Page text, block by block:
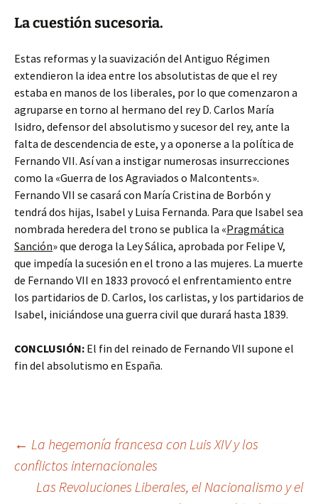
La cuestión sucesoria.
Estas reformas y la suavización del Antiguo Régimen
extendieron la idea entre los absolutistas de que el rey
estaba en manos de los liberales, por lo que comenzaron a
agruparse en torno al hermano del rey D. Carlos María
Isidro, defensor del absolutismo y sucesor del rey, ante la
falta de descendencia de este, y a oponerse a la política de
Fernando VII. Así van a instigar numerosas insurrecciones
como la «Guerra de los Agraviados o Malcontents».
Fernando VII se casará con María Cristina de Borbón y
tendrá dos hijas, Isabel y Luisa Fernanda. Para que Isabel sea
nombrada heredera del trono se publica la «Pragmática
Sanción» que deroga la Ley Sálica, aprobada por Felipe V,
que impedía la sucesión en el trono a las mujeres. La muerte
de Fernando VII en 1833 provocó el enfrentamiento entre
los partidarios de D. Carlos, los carlistas, y los partidarios de
Isabel, iniciándose una guerra civil que durará hasta 1839.
CONCLUSIÓN: El fin del reinado de Fernando VII supone el
fin del absolutismo en España.
Navegación
← La hegemonía francesa con Luis XIV y los
conflictos internacionales
Las Revoluciones Liberales, el Nacionalismo y el